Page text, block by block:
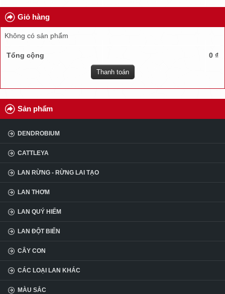
TUYỂN DỤNG
ĐẠI LÝ
CÂU HỎI
Giỏ hàng
Không có sản phẩm
0 ₫
Tổng cộng
Thanh toán
Sản phẩm
DENDROBIUM
CATTLEYA
LAN RỪNG - RỪNG LAI TẠO
LAN THƠM
LAN QUÝ HIẾM
LAN ĐỘT BIẾN
CÂY CON
CÁC LOẠI LAN KHÁC
MÀU SẮC